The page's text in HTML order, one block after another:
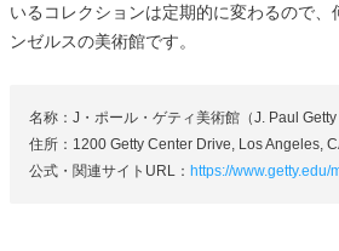
いるコレクションは定期的に変わるので
ンゼルスの美術館です。
名称：J・ポール・ゲティ美術館（J. Paul Getty
住所：1200 Getty Center Drive, Los Angeles,
公式・関連サイトURL： https://www.getty.edu/